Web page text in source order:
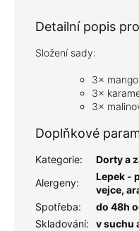
Detailní popis
Složení sady:
3×
3×
3×
Doplňkové
Kategorie:
Dorty a
Alergeny:
Lepek -
vejce,
Spotřeba:
do 48h
Skladování: v suchu